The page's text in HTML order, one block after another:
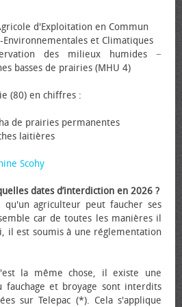
d'Exploitation en Commun
Environnementales et Climatiques
des milieux humides −
basses de prairies (MHU 4)
(80) en chiffres :
de prairies permanentes
laitières
Scohy
dates d’interdiction en 2026 ?
qu'un agriculteur peut faucher ses
car de toutes les manières il
il est soumis à une réglementation
la même chose, il existe une
et broyage sont interdits
sur Telepac (*). Cela s'applique